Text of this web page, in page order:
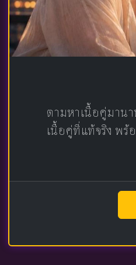
ตามหาเนื้อคู่มาน
เนื้อคู่ที่แท้จริง พร้